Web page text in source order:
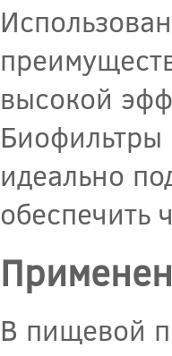
высокой
идеально
обеспечить
В пищевой